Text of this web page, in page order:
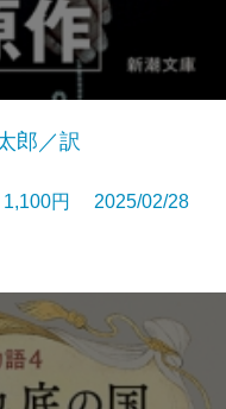
郎／訳
円 2025/02/28